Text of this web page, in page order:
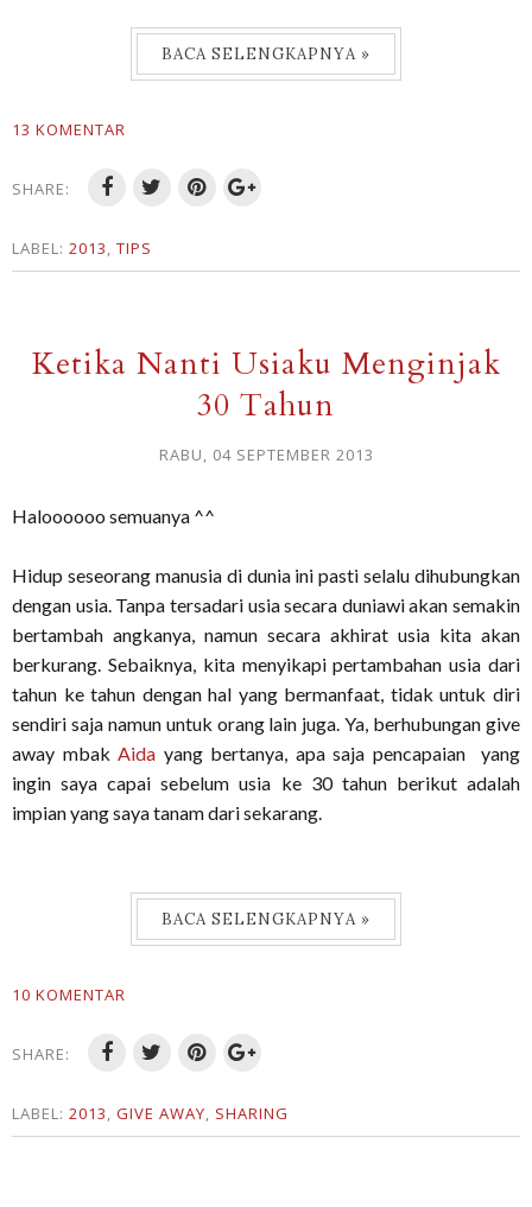
BACA SELENGKAPNYA »
13 KOMENTAR
SHARE:
LABEL: 2013, TIPS
Ketika Nanti Usiaku Menginjak
30 Tahun
RABU, 04 SEPTEMBER 2013
Haloooooo semuanya ^^
Hidup seseorang manusia di dunia ini pasti selalu dihubungkan
dengan usia. Tanpa tersadari usia secara duniawi akan semakin
bertambah angkanya, namun secara akhirat usia kita akan
berkurang. Sebaiknya, kita menyikapi pertambahan usia dari
tahun ke tahun dengan hal yang bermanfaat, tidak untuk diri
sendiri saja namun untuk orang lain juga. Ya, berhubungan give
away mbakAida yang bertanya, apa saja pencapaian yang
ingin saya capai sebelum usia ke 30 tahun berikut adalah
impian yang saya tanam dari sekarang.
BACA SELENGKAPNYA »
10 KOMENTAR
SHARE:
LABEL: 2013, GIVE AWAY, SHARING